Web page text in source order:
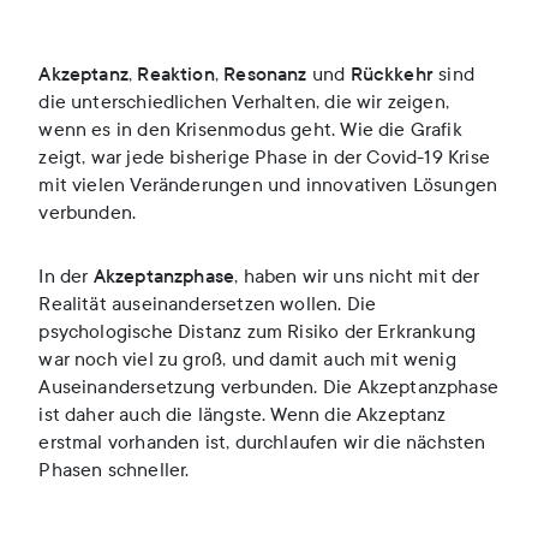
Akzeptanz, Reaktion, Resonanz und Rückkehrsind
die unterschiedlichen Verhalten, die wir zeigen,
wenn es in den Krisenmodus geht. Wie die Grafik
zeigt, war jede bisherige Phase in der Covid-19 Krise
mit vielen Veränderungen und innovativen Lösungen
verbunden.
In der Akzeptanzphase, haben wir uns nicht mit der
Realität auseinandersetzen wollen. Die
psychologische Distanz zum Risiko der Erkrankung
war noch viel zu groß, und damit auch mit wenig
Auseinandersetzung verbunden. Die Akzeptanzphase
ist daher auch die längste. Wenn die Akzeptanz
erstmal vorhanden ist, durchlaufen wir die nächsten
Phasen schneller.